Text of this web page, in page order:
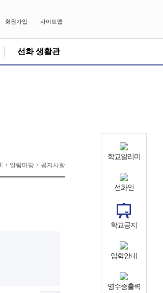
회원가입 사이트맵
선화 생활관
> 알림마당 > 공지사항
학교알리미
선화인
학교공지
입학안내
영수증출력